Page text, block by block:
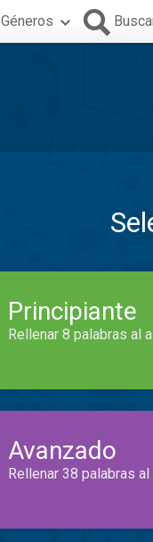
Géneros
Principiante
Rellenar 8 palabras al
Avanzado
Rellenar 38 palabras